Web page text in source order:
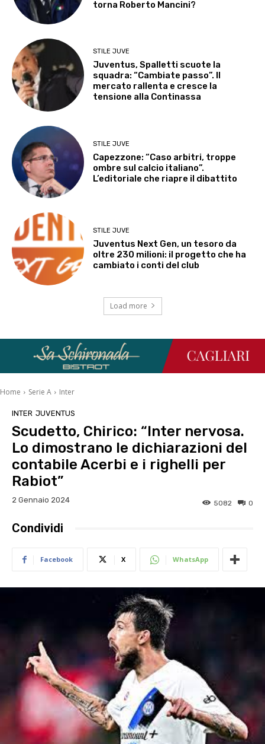
torna Roberto Mancini?
STILE JUVE
Juventus, Spalletti scuote la
squadra: “Cambiate passo”. Il
mercato rallenta e cresce la
tensione alla Continassa
STILE JUVE
Capezzone: “Caso arbitri, troppe
ombre sul calcio italiano”.
L’editoriale che riapre il dibattito
STILE JUVE
Juventus Next Gen, un tesoro da
oltre 230 milioni: il progetto che ha
cambiato i conti del club
Load more